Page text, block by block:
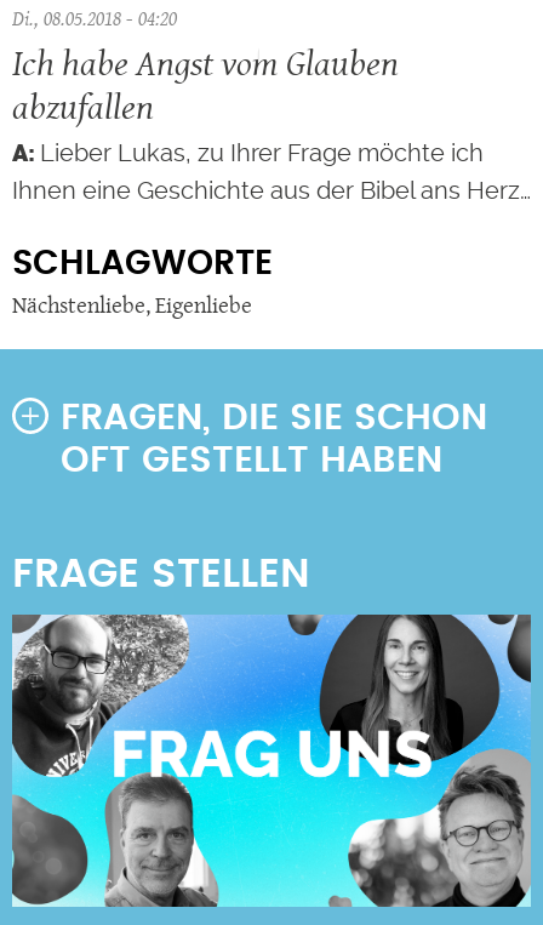
Di., 08.05.2018 - 04:20
Ich habe Angst vom Glauben
abzufallen
Lieber Lukas, zu Ihrer Frage möchte ich
Ihnen eine Geschichte aus der Bibel ans Herz…
SCHLAGWORTE
Nächstenliebe,Eigenliebe
FRAGEN, DIE SIE SCHON
OFT GESTELLT HABEN